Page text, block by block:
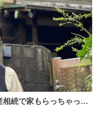
続で家もらっちゃった